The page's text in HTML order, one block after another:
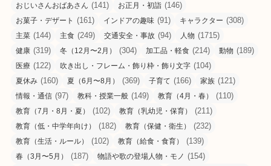
おじいさんおばあさん (141) お正月・初詣 (146)
お菓子・デザート (161) インドアの趣味 (91) キャラクター (308)
主菜 (144) 主食 (249) 交通安全・事故 (94) 人物 (1715)
健康 (319) 冬（12月〜2月） (304) 加工品・軽食 (214) 動物 (189)
医療 (122) 吹き出し・フレーム・飾り枠・飾り文字 (104)
夏休み (160) 夏（6月〜8月） (369) 子育て (166) 家族 (121)
情報・通信 (97) 教科・授業一般 (149) 教育（4月・春） (110)
教育（7月・8月・夏） (102) 教育（乳幼児・保育） (211)
教育（低・中学年向け） (182) 教育（保健・衛生） (232)
教育（生活・ルール） (102) 教育（給食・食育） (139)
春（3月〜5月） (187) 物語や歌の登場人物・モノ (154)